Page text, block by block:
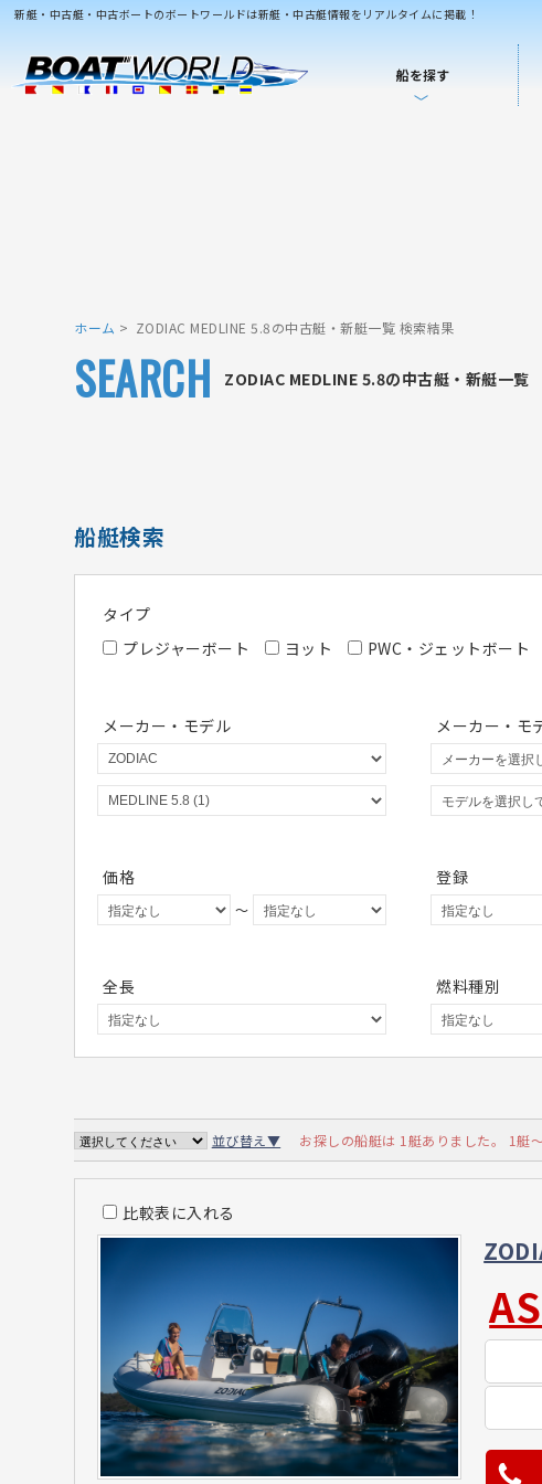
新艇・中古艇・中古ボートのボートワールドは新艇・中古艇情報をリアルタイムに掲載！
船を探す
ホーム ZODIAC MEDLINE 5.8の中古艇・新艇一覧 検索結果
ZODIAC MEDLINE 5.8の中古艇・新艇一
SEARCH
船艇検索
タイプ
プレジャーボート
ヨット PWC・ジェットボート
メーカー・モデル メーカー・モ
価格
～
登録
全長 燃料種別
並び替え▼ お探しの船艇は 1艇ありました。 1艇～
比較表に入れる